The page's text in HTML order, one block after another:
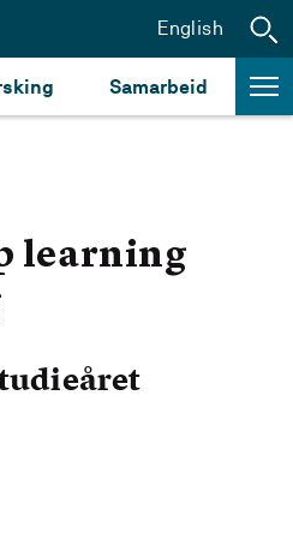
Samarbeid
English
learning